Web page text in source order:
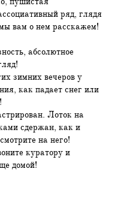
ряд, глядя
вам о нем расскажем!
абсолютное
зимних вечеров у
как падает снег или
Лоток на
сдержан, как и
на него!
куратору и
домой!